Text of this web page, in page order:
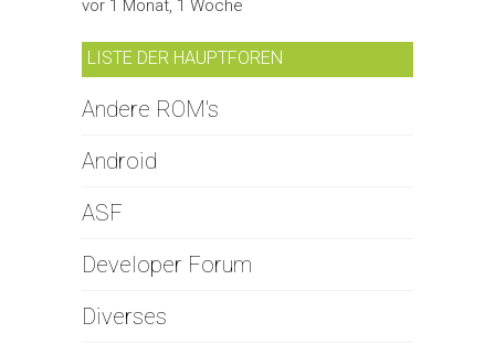
vor 1 Monat, 1 Woche
LISTE DER HAUPTFOREN
Andere ROM's
Android
ASF
Developer Forum
Diverses